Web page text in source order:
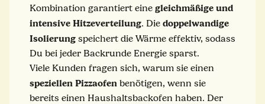
Kombination garantiert eine gleichmäßige und
intensive Hitzeverteilung. Die doppelwandige
Isolierung speichert die Wärme effektiv, sodass
Du bei jeder Backrunde Energie sparst.
Viele Kunden fragen sich, warum sie einen
speziellen Pizzaofen benötigen, wenn sie
bereits einen Haushaltsbackofen haben. Der